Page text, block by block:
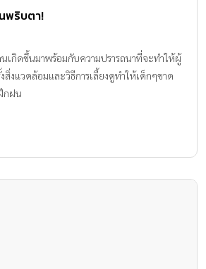
พริบตา!
เกิดขึ้นมาพร้อมกับความปรารถนาที่จะทำให้ผู้
งแวดล้อมและวิธีการเลี้ยงดูทำให้เด็กๆขาด
กฝน